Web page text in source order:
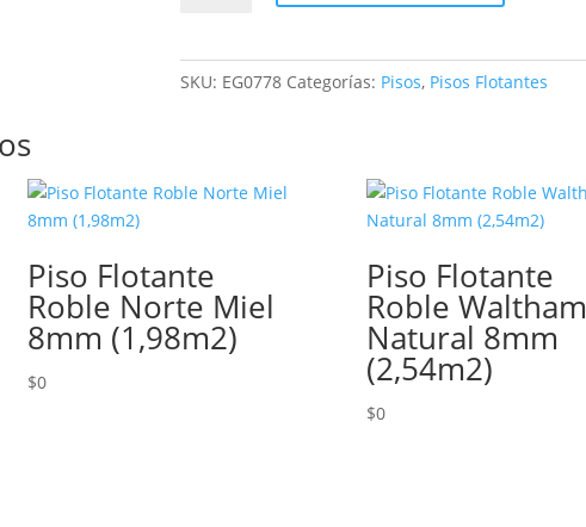
SKU: EG0778 Categorías: Pisos, Pisos Flotantes
Piso Flotante
Roble Norte Miel
8mm (1,98m2)
$0
Piso Flotante
Roble Waltham
Natural 8mm
(2,54m2)
$0